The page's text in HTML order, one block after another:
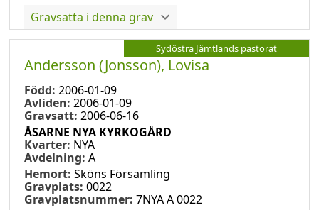
Gravsatta i denna grav
Sydöstra Jämtlands pastorat
Andersson (Jonsson), Lovisa
Född: 2006-01-09
Avliden: 2006-01-09
Gravsatt: 2006-06-16
ÅSARNE NYA KYRKOGÅRD
Kvarter: NYA
Avdelning: A
Hemort: Sköns Församling
Gravplats: 0022
Gravplatsnummer: 7NYA A 0022